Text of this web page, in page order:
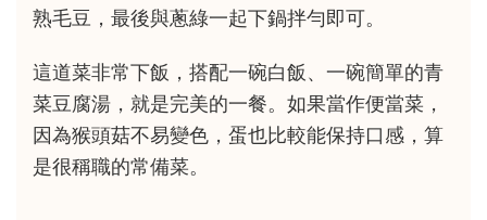
熟毛豆，最後與蔥綠一起下鍋拌勻即可。
這道菜非常下飯，搭配一碗白飯、一碗簡單的青
菜豆腐湯，就是完美的一餐。如果當作便當菜，
因為猴頭菇不易變色，蛋也比較能保持口感，算
是很稱職的常備菜。